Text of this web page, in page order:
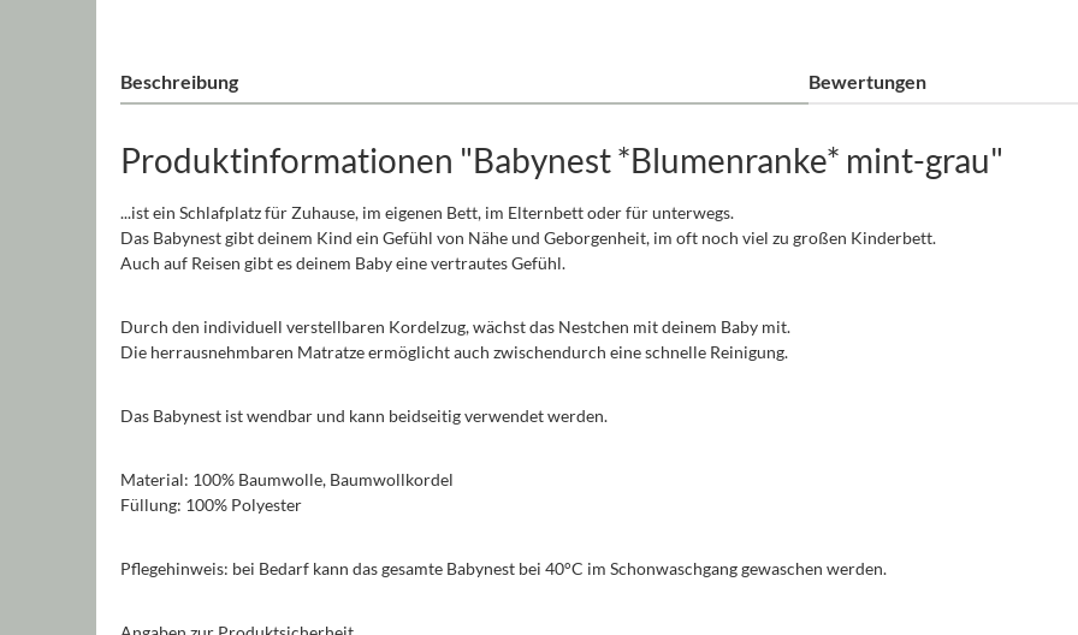
Beschreibung Bewertungen
Produktinformationen "Babynest *Blumenranke* mint-grau"
...ist ein Schlafplatz für Zuhause, im eigenen Bett, im Elternbett oder für unterwegs.
Das Babynest gibt deinem Kind ein Gefühl von Nähe und Geborgenheit, im oft noch viel zu großen Kinderbett.
Auch auf Reisen gibt es deinem Baby eine vertrautes Gefühl.
Durch den individuell verstellbaren Kordelzug, wächst das Nestchen mit deinem Baby mit.
Die herrausnehmbaren Matratze ermöglicht auch zwischendurch eine schnelle Reinigung.
Das Babynest ist wendbar und kann beidseitig verwendet werden.
Material: 100% Baumwolle, Baumwollkordel
Füllung: 100% Polyester
Pflegehinweis: bei Bedarf kann das gesamte Babynest bei 40°C im Schonwaschgang gewaschen werden.